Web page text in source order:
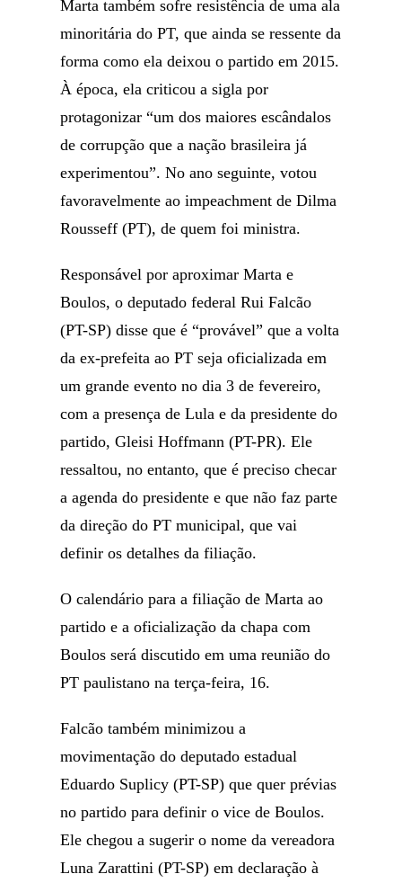
Marta também sofre resistência de uma ala
minoritária do PT, que ainda se ressente da
forma como ela deixou o partido em 2015.
À época, ela criticou a sigla por
protagonizar “um dos maiores escândalos
de corrupção que a nação brasileira já
experimentou”. No ano seguinte, votou
favoravelmente ao impeachment de Dilma
Rousseff (PT), de quem foi ministra.
Responsável por aproximar Marta e
Boulos, o deputado federal Rui Falcão
(PT-SP) disse que é “provável” que a volta
da ex-prefeita ao PT seja oficializada em
um grande evento no dia 3 de fevereiro,
com a presença de Lula e da presidente do
partido, Gleisi Hoffmann (PT-PR). Ele
ressaltou, no entanto, que é preciso checar
a agenda do presidente e que não faz parte
da direção do PT municipal, que vai
definir os detalhes da filiação.
O calendário para a filiação de Marta ao
partido e a oficialização da chapa com
Boulos será discutido em uma reunião do
PT paulistano na terça-feira, 16.
Falcão também minimizou a
movimentação do deputado estadual
Eduardo Suplicy (PT-SP) que quer prévias
no partido para definir o vice de Boulos.
Ele chegou a sugerir o nome da vereadora
Luna Zarattini (PT-SP) em declaração à